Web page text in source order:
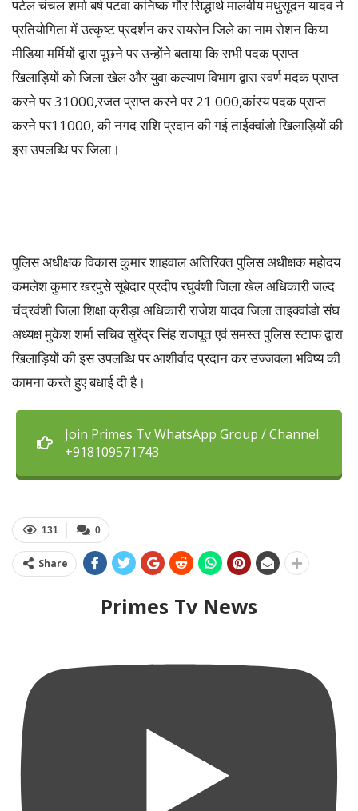
पटेल चंचल शर्मा बर्ष पटवा कनिष्क गौर सिद्धार्थ मालवीय मधुसूदन यादव ने
प्रतियोगिता में उत्कृष्ट प्रदर्शन कर रायसेन जिले का नाम रोशन किया
मीडिया मर्मियों द्वारा पूछने पर उन्होंने बताया कि सभी पदक प्राप्त
खिलाड़ियों को जिला खेल और युवा कल्याण विभाग द्वारा स्वर्ण मदक प्राप्त
करने पर 31000,रजत प्राप्त करने पर 21 000,कांस्य पदक प्राप्त
करने पर11000, की नगद राशि प्रदान की गई ताईक्वांडो खिलाड़ियों की
इस उपलब्धि पर जिला।
पुलिस अधीक्षक विकास कुमार शाहवाल अतिरिक्त पुलिस अधीक्षक महोदय
कमलेश कुमार खरपुसे सूबेदार प्रदीप रघुवंशी जिला खेल अधिकारी जल्द
चंद्रवंशी जिला शिक्षा क्रीड़ा अधिकारी राजेश यादव जिला ताइक्वांडो संघ
अध्यक्ष मुकेश शर्मा सचिव सुरेंद्र सिंह राजपूत एवं समस्त पुलिस स्टाफ द्वारा
खिलाड़ियों की इस उपलब्धि पर आशीर्वाद प्रदान कर उज्जवला भविष्य की
कामना करते हुए बधाई दी है।
Join Primes Tv WhatsApp Group / Channel:
+918109571743
0
131
Share
Primes Tv News